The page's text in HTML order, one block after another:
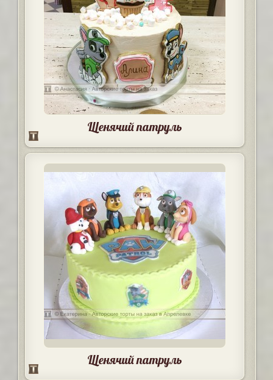
Щенячий патруль
Щенячий патруль